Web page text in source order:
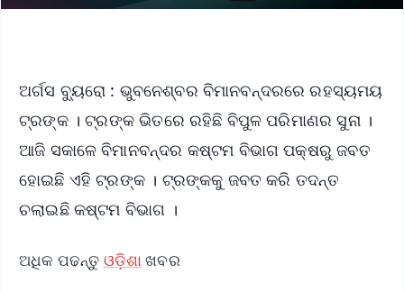
ଅର୍ଗସ ବ୍ୟୁରୋ : ଭୁବନେଶ୍ବର ବିମାନବନ୍ଦରରେ ରହସ୍ୟମୟ
ଟ୍ରଙ୍କ । ଟ୍ରଙ୍କ ଭିତରେ ରହିଛି ବିପୁଳ ପରିମାଣର ସୁନା ।
ଆଜି ସକାଳେ ବିମାନବନ୍ଦର କଷ୍ଟମ ବିଭାଗ ପକ୍ଷରୁ ଜବତ
ହୋଇଛି ଏହି ଟ୍ରଙ୍କ । ଟ୍ରଙ୍କକୁ ଜବତ କରି ତଦନ୍ତ
ଚଲାଇଛି କଷ୍ଟମ ବିଭାଗ ।
ଅଧିକ ପଢନ୍ତୁ ଓଡ଼ିଶା ଖବର